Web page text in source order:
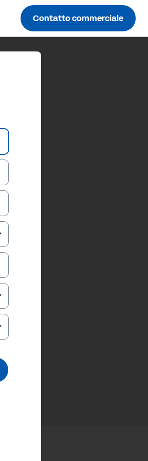
Contatto commerciale